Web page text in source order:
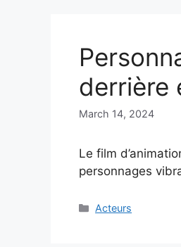
derrière
March 14, 2024
Le film
personnages
Categories
Acteurs